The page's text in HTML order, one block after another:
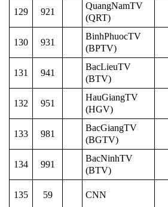
129 921
QuangNamTV
(QRT)
130 931
BinhPhuocTV
(BPTV)
131 941
BacLieuTV
(BTV)
132 951
HauGiangTV
(HGV)
133 981
BacGiangTV
(BGTV)
134 991
BacNinhTV
(BTV)
135 59 CNN